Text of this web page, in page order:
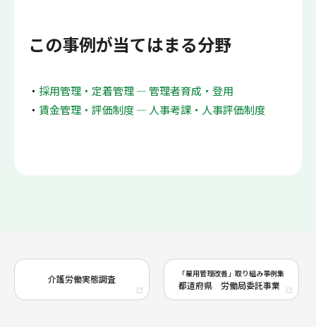
この事例が当てはまる分野
採用管理・定着管理 ― 管理者育成・登用
賃金管理・評価制度 ― 人事考課・人事評価制度
介護労働実態調査 「雇用管理改善」取り組み事例集
都道府県 労働局委託事業